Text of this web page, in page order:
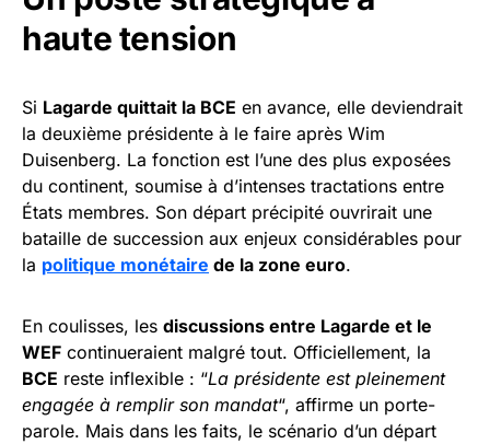
haute tension
Si Lagarde quittait la BCE en avance, elle deviendrait
la deuxième présidente à le faire après Wim
Duisenberg. La fonction est l’une des plus exposées
du continent, soumise à d’intenses tractations entre
États membres. Son départ précipité ouvrirait une
bataille de succession aux enjeux considérables pour
la politique monétaire de la zone euro.
En coulisses, les discussions entre Lagarde et le
WEF continueraient malgré tout. Officiellement, la
BCE reste inflexible : “La présidente est pleinement
engagée à remplir son mandat“, affirme un porte-
parole. Mais dans les faits, le scénario d’un départ